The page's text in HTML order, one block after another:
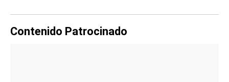
Contenido Patrocinado